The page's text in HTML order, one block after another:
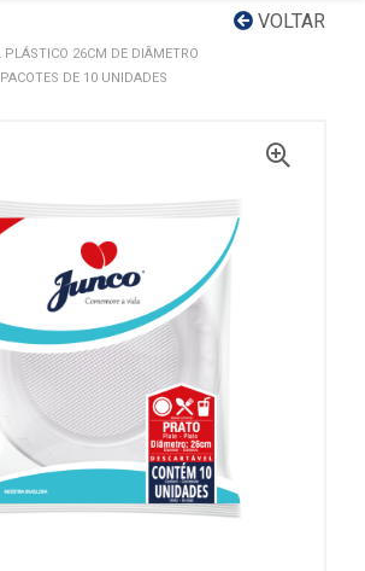
VOLTAR
PLÁSTICO 26CM DE DIÂMETRO
DE 10 UNIDADES